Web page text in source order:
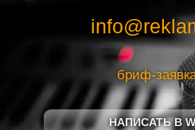
бриф-
НАПИСАТЬ В